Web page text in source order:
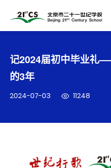
记2024届初中毕业礼
的3年
2024-07-03 11248